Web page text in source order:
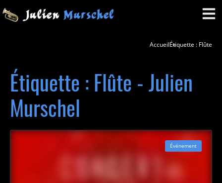
AccueilÉtiquette : Flûte
Étiquette : Flûte - Julien
Murschel
Événement